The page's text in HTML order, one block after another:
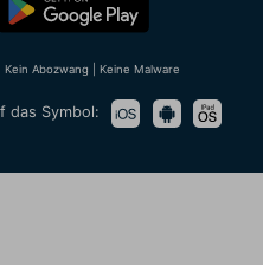
Meisterkurs
Beherrschen Sie
fortgeschrittene
Videobearbeitungsfähigkeiten
DIY-Spezialeffekte
Bewertungen
Anmelden
Abozwang | Keine Malware
das Symbol: